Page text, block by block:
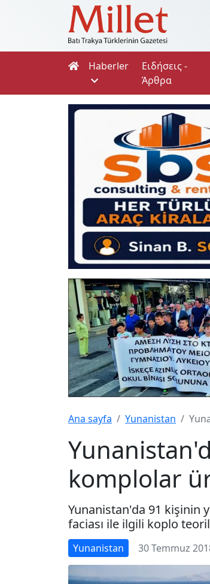
Haberler
Ειδήσεις -
Άρθρα
Ana sayfa Yunanistan
komplolar
Yunanistan'da 91 kişinin
faciası ile ilgili koplo
Yunanistan 30 Temmuz